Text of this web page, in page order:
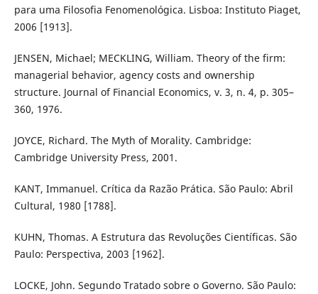
para uma Filosofia Fenomenológica. Lisboa: Instituto Piaget,
2006 [1913].
JENSEN, Michael; MECKLING, William. Theory of the firm:
managerial behavior, agency costs and ownership
structure. Journal of Financial Economics, v. 3, n. 4, p. 305–
360, 1976.
JOYCE, Richard. The Myth of Morality. Cambridge:
Cambridge University Press, 2001.
KANT, Immanuel. Crítica da Razão Prática. São Paulo: Abril
Cultural, 1980 [1788].
KUHN, Thomas. A Estrutura das Revoluções Científicas. São
Paulo: Perspectiva, 2003 [1962].
LOCKE, John. Segundo Tratado sobre o Governo. São Paulo: